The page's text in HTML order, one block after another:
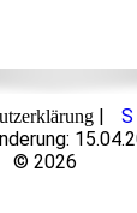
|
© 2026